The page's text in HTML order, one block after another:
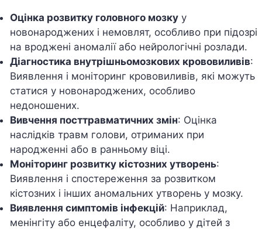
Оцінка розвитку головного мозку у
новонароджених і немовлят, особливо при підозрі
на вроджені аномалії або нейрологічні розлади.
Діагностика внутрішньомозкових крововиливів:
Виявлення і моніторинг крововиливів, які можуть
статися у новонароджених, особливо
недоношених.
Вивчення посттравматичних змін: Оцінка
наслідків травм голови, отриманих при
народженні або в ранньому віці.
Моніторинг розвитку кістозних утворень:
Виявлення і спостереження за розвитком
кістозних і інших аномальних утворень у мозку.
Виявлення симптомів інфекцій: Наприклад,
менінгіту або енцефаліту, особливо у дітей з